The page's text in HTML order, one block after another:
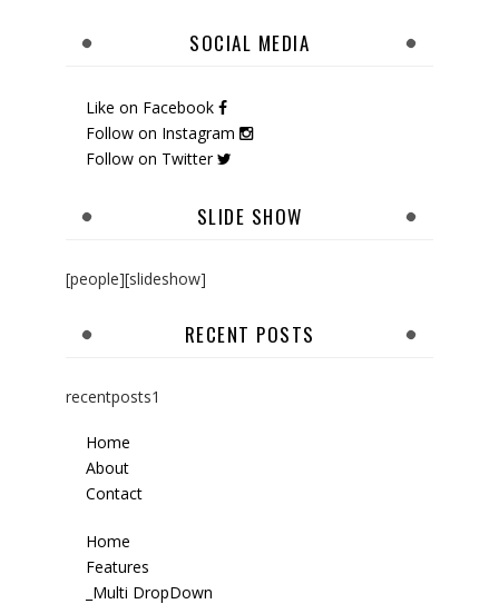
SOCIAL MEDIA
Like on Facebook
Follow on Instagram
Follow on Twitter
SLIDE SHOW
[people][slideshow]
RECENT POSTS
recentposts1
Home
About
Contact
Home
Features
_Multi DropDown